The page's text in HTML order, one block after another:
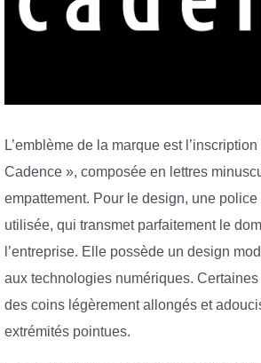
L’emblème de la marque est
Cadence », composée en lettres
empattement. Pour le design, une
utilisée, qui transmet parfaitement le
l’entreprise. Elle possède un design
aux technologies numériques.
des coins légèrement allongés et
extrémités pointues.